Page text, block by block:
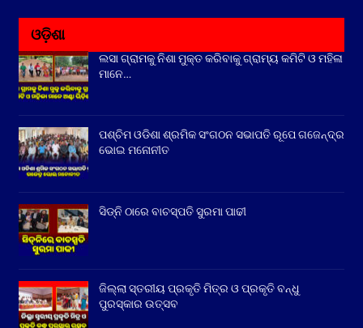
ଓଡ଼ିଶା
ଲସା ଗ୍ରାମକୁ ନିଶା ମୁକ୍ତ କରିବାକୁ ଗ୍ରାମ୍ୟ କମିଟି ଓ ମହିଳା
ମାନେ…
ପଶ୍ଚିମ ଓଡିଶା ଶ୍ରମିକ ସଂଗଠନ ସଭାପତି ରୂପେ ଗଜେନ୍ଦ୍ର
ଭୋଇ ମନୋନୀତ
ସିଡ୍‌ନି ଠାରେ ବାଚସ୍ପତି ସୁରମା ପାଢୀ
ଜିଲ୍ଲା ସ୍ତରୀୟ ପ୍ରକୃତି ମିତ୍ର ଓ ପ୍ରକୃତି ବନ୍ଧୁ
ପୁରସ୍କାର ଉତ୍ସବ